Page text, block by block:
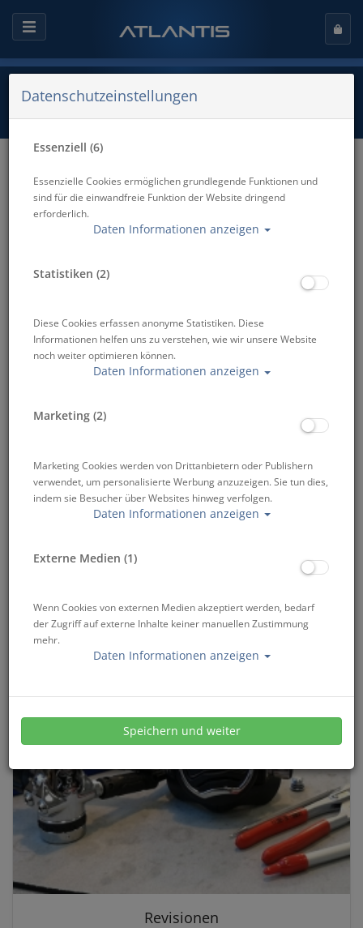
Service bei Atlantis Berlin
Technische Prüfung von Tauchflaschen -
Tauchversicherungen
rundum Service. Dein Tauchanzug hat einen Riss? Kein
Problem. Unsere Neoprenfachwerkstatt repariert es. Dein
Atemregler braucht dringend eine Wartung? In unserer
zertifizierten Werkstatt ist er in professionellen Händen. Du
Ernstfall bestmöglich und weltweit abgesichert sein. Die
Aquamed Taucherversicherung bietet dir alles was du
füllen, fehlende Tauchausrüstung leihen und uns Deine
Tauchflaschen zum nächsten technisches Prüfung
vorbeibringen. Kurz gesagt kümmern wir uns um alle deine
servicetechnischen Belange rund um den Tauch- und
Revisionen
Datenschutzeinstellungen
Essenziell (6)
Essenzielle Cookies ermöglichen grundlegende Funktionen und
sind für die einwandfreie Funktion der Website dringend
erforderlich.
Daten Informationen anzeigen
Statistiken (2)
Diese Cookies erfassen anonyme Statistiken. Diese
Informationen helfen uns zu verstehen, wie wir unsere Website
noch weiter optimieren können.
Daten Informationen anzeigen
Marketing (2)
Marketing Cookies werden von Drittanbietern oder Publishern
verwendet, um personalisierte Werbung anzuzeigen. Sie tun dies,
indem sie Besucher über Websites hinweg verfolgen.
Daten Informationen anzeigen
Externe Medien (1)
Wenn Cookies von externen Medien akzeptiert werden, bedarf
der Zugriff auf externe Inhalte keiner manuellen Zustimmung
mehr.
Daten Informationen anzeigen
Speichern und weiter